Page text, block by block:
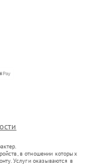
в отношении которых
Услуги оказываются в